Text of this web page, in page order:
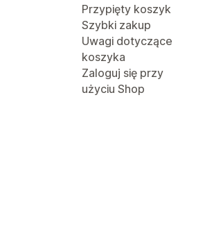
Przypięty koszyk
Szybki zakup
Uwagi dotyczące
koszyka
Zaloguj się przy
użyciu Shop